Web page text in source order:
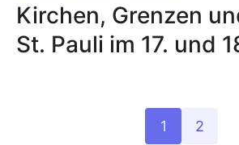
Kirchen, Grenzen
St. Pauli im 17. und
1 2